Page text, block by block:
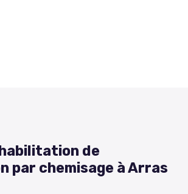
de
par chemisage à Arras